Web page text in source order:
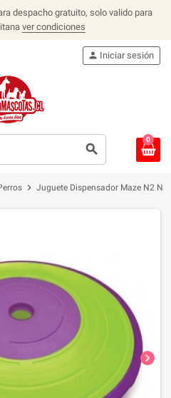
despacho gratuito, solo valido para
ver condiciones
search
person Iniciar sesión
0
chevron_right Juguete Dispensador Maze N2
chevron_right